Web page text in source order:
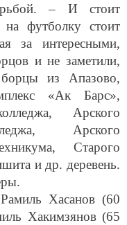
– И стоит
на футболку стоит
за интересными,
и не заметили,
из Апазово,
«Ак Барс»,
Арского
Арского
Старого
и др. деревень.
Хасанов (60
Хакимзянов (65